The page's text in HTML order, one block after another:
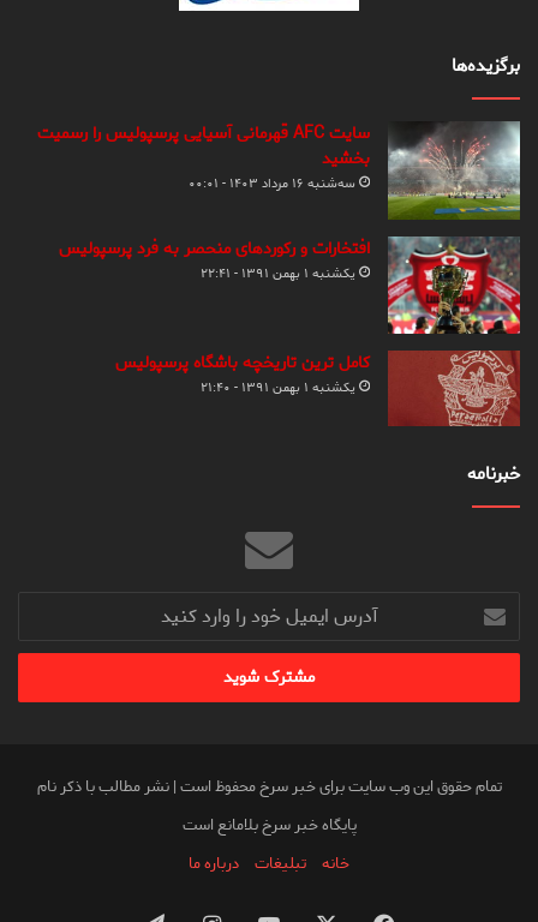
برگزیده‌ها
سایت AFC قهرمانی آسیایی پرسپولیس را رسمیت
بخشید
سه‌شنبه ۱۶ مرداد ۱۴۰۳ - ۰۰:۰۱
افتخارات و رکوردهای منحصر به فرد پرسپولیس
یکشنبه ۱ بهمن ۱۳۹۱ - ۲۲:۴۱
کامل ترین تاریخچه باشگاه پرسپولیس
یکشنبه ۱ بهمن ۱۳۹۱ - ۲۱:۴۰
خبرنامه
آدرس
ایمیل
خود
وارد
تمام حقوق این وب سایت برای خبر سرخ محفوظ است | نشر مطالب با ذکر نام
پایگاه خبر سرخ بلامانع است
خانه
تبلیغات درباره ما